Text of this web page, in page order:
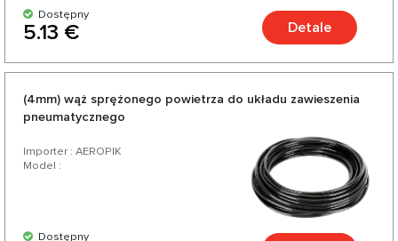
Dostępny
5.13 € Detale
(4mm) wąż sprężonego powietrza do układu zawieszenia
pneumatycznego
Importer : AEROPIK
Model :
Dostępny